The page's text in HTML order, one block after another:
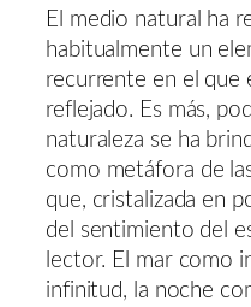
El medio natural ha
habitualmente un
recurrente en el que
reflejado. Es más,
naturaleza se ha
como metáfora de
que, cristalizada en
del sentimiento del
lector. El mar como
infinitud, la noche